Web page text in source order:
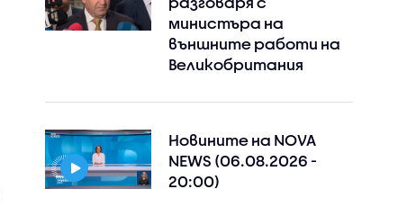
министъра на
външните работи на
Великобритания
Новините на NOVA
NEWS (06.08.2026 -
20:00)